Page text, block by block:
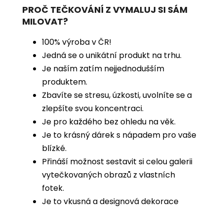
PROČ TEČKOVÁNÍ Z VYMALUJ SI SÁM
MILOVAT?
100% výroba v ČR!
Jedná se o unikátní produkt na trhu.
Je naším zatím nejjednodušším
produktem.
Zbavíte se stresu, úzkosti, uvolníte se a
zlepšíte svou koncentraci.
Je pro každého bez ohledu na věk.
Je to krásný dárek s nápadem pro vaše
blízké.
Přináší možnost sestavit si celou galerii
vytečkovaných obrazů z vlastních
fotek.
Je to vkusná a designová dekorace